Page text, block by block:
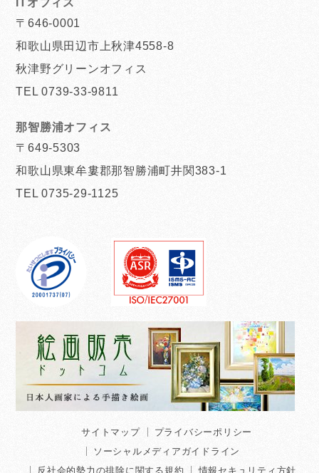
〒646-0001
和歌山県田辺市上秋津4558-8
秋津野グリーンオフィス
TEL 0739-33-9811
那智勝浦オフィス
〒649-5303
和歌山県東牟婁郡那智勝浦町井関383-1
TEL 0735-29-1125
サイトマップ
プライバシーポリシー
ソーシャルメディアガイドライン
反社会的勢力の排除に関する規約
情報セキュリティ方針